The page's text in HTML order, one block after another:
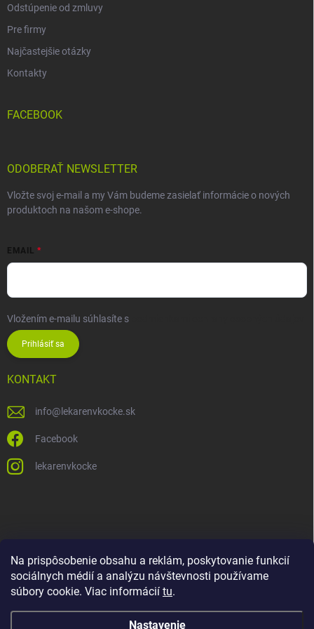
Na prispôsobenie obsahu a reklám, poskytovanie funkcií
sociálnych médií a analýzu návštevnosti používame
súbory cookie. Viac informácií tu.
Nastavenie
Odstúpenie od zmluvy
Pre firmy
Najčastejšie otázky
Kontakty
FACEBOOK
ODOBERAŤ NEWSLETTER
Vložte svoj e-mail a my Vám budeme zasielať informácie o nových
produktoch na našom e-shope.
EMAIL
Vložením e-mailu súhlasíte s
Prihlásiť sa
KONTAKT
info@ lekarenvkocke.sk
Facebook
lekarenvkocke